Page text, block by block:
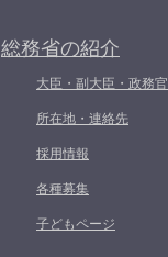
総務省の紹介
大臣・副大臣・政務官
所在地・連絡先
採用情報
各種募集
子どもページ